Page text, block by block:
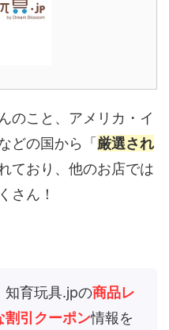
のこと、アメリカ・イ
どの国から「厳選され
ており、他のお店では
さん！
知育玩具.jpの商品レ
割引クーポン情報を